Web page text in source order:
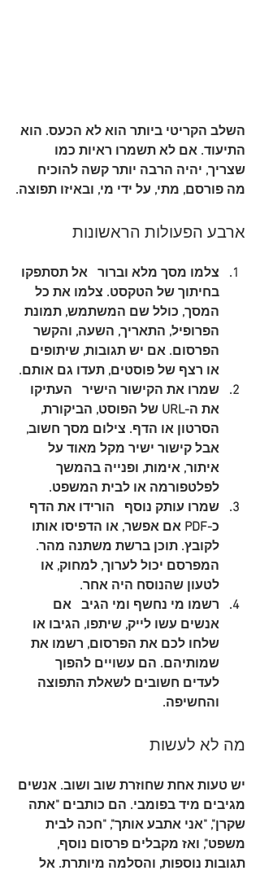
השלב הקריטי ביותר הוא לא הכעס. הוא
התיעוד. אם לא תשמרו ראיות כמו
שצריך, יהיה הרבה יותר קשה להוכיח
מה פורסם, מתי, על ידי מי, ובאיזו תפוצה.
ארבע הפעולות הראשונות
צלמו מסך מלא וברור
   אל תסתפקו
בחיתוך של הטקסט. צלמו את כל
המסך, כולל שם המשתמש, תמונת
הפרופיל, התאריך, השעה, והקשר
הפרסום. אם יש תגובות, שיתופים
או רצף של פוסטים, תעדו גם אותם.
שמרו את הקישור הישיר
   העתיקו
את ה-URL של הפוסט, הביקורת,
הסרטון או הדף. צילום מסך חשוב,
אבל קישור ישיר מקל מאוד על
איתור, אימות, ופנייה בהמשך
לפלטפורמה או לבית המשפט.
שמרו עותק נוסף
   הורידו את הדף
כ-PDF אם אפשר, או הדפיסו אותו
לקובץ. תוכן ברשת משתנה מהר.
המפרסם יכול לערוך, למחוק, או
לטעון שהנוסח היה אחר.
רשמו מי נחשף ומי הגיב
   אם
אנשים עשו לייק, שיתפו, הגיבו או
שלחו לכם את הפרסום, רשמו את
שמותיהם. הם עשויים להפוך
לעדים חשובים לשאלת התפוצה
והחשיפה.
מה לא לעשות
יש טעות אחת שחוזרת שוב ושוב. אנשים
מגיבים מיד בפומבי. הם כותבים "אתה
שקרן", "אני אתבע אותך", "חכה לבית
משפט", ואז מקבלים פרסום נוסף,
תגובות נוספות, והסלמה מיותרת. אל